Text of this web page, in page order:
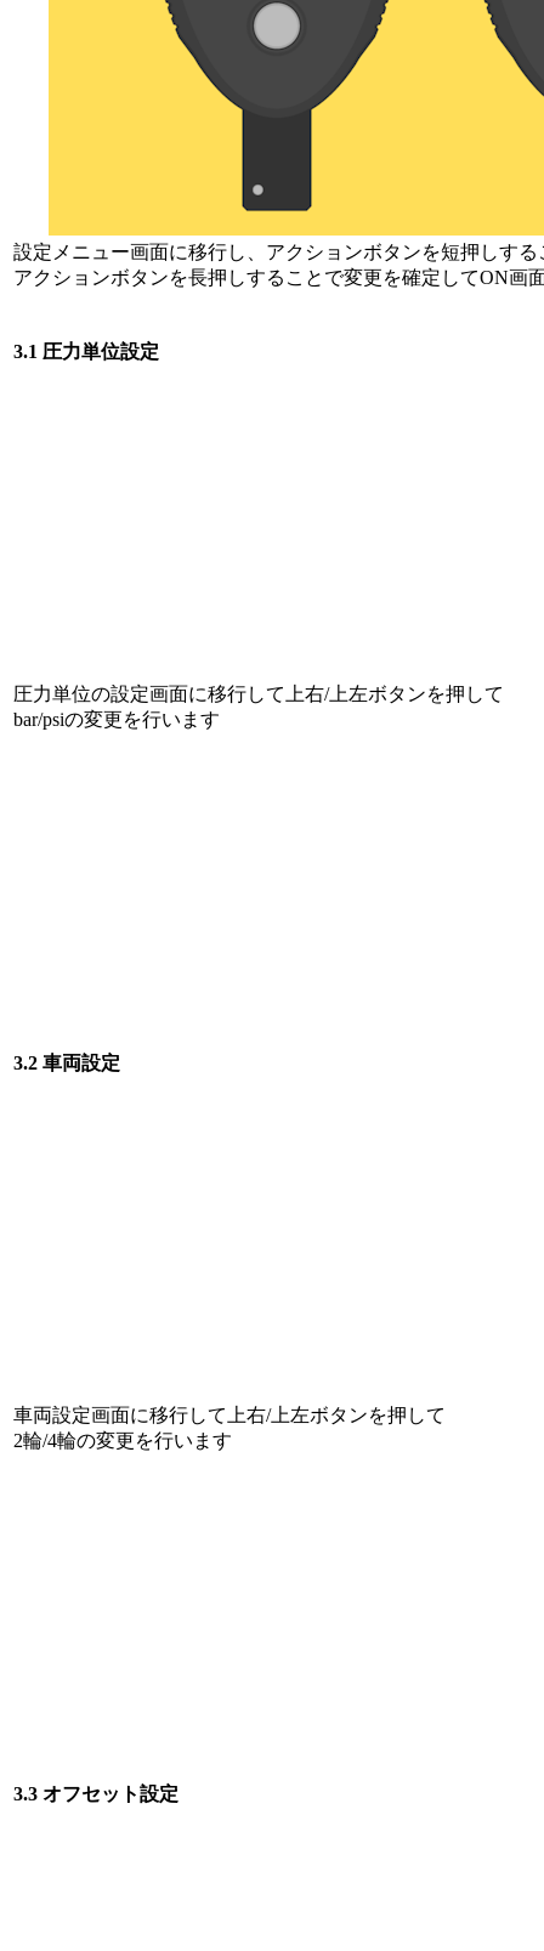
設定メニュー画面に移行し、アクションボタンを短押しす
アクションボタンを長押しすることで変更を確定してON画
3.1 圧力単位設定
圧力単位の設定画面に移行して上右/上左ボタンを押して
bar/psiの変更を行います
3.2 車両設定
車両設定画面に移行して上右/上左ボタンを押して
2輪/4輪の変更を行います
3.3 オフセット設定